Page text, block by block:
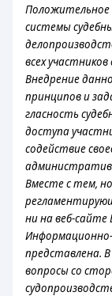
Положительное
системы
всех
Внедрение
принципов и
гласность
доступа
содействие
Вместе с тем,
ни на веб-сайте
представлена.
вопросы со